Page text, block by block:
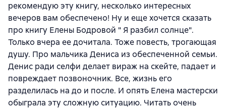
рекомендую эту книгу, несколько интересных
вечеров вам обеспечено! Ну и еще хочется сказать
про книгу Елены Бодровой " Я разбил солнце".
Только вчера ее дочитала. Тоже повесть, трогающая
душу. Про мальчика Дениса из обеспеченной семьи.
Денис ради селфи делает вираж на скейте, падает и
повреждает позвоночник. Все, жизнь его
разделилась на до и после. И опять Елена мастерски
обыграла эту сложную ситуацию. Читать очень